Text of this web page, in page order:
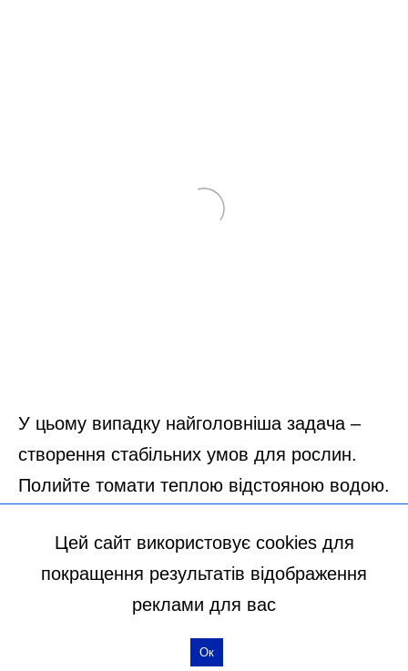
Цей сайт використовує cookies для
покращення результатів відображення
реклами для вас
Ок